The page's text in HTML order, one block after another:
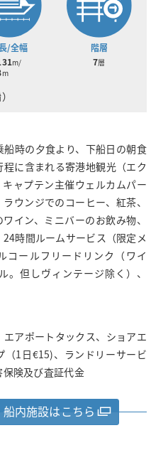
/全幅
m/
m
階層
7層
時の夕食より、下船日の朝食
に含まれる寄港地観光（エク
ャプテン主催ウェルカムパー
ウンジでのコーヒー、紅茶、
イン、ミニバーのお飲み物、
時間ルームサービス（限定メ
コールフリードリンク（ワイ
。但しヴィンテージ除く）、
アポートタックス、ショアエ
（1日€15)、ランドリーサービ
険及び査証代金
内施設はこちら